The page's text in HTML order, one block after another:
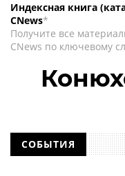
Индексная книга
CNews*
Получите все
CNews по ключевому
СОБЫТИЯ